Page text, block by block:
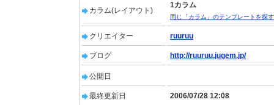
カラム(レイアウト)
1カラム
同じ「カラム」のテンプレートを探
クリエイター ruuruu
ブログ http://ruuruu.jugem.jp/
公開日
最終更新日 2006/07/28 12:08